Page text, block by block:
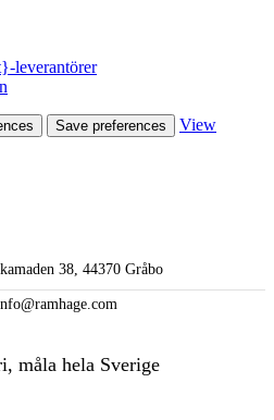
leverantörer
Save preferences
View
38, 44370 Gråbo
måla hela Sverige